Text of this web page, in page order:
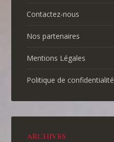
Contactez-nous
Nos partenaires
Mentions Légales
Politique de confidentialité
ARCHIVES